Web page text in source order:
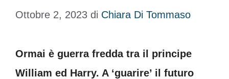
Ottobre 2, 2023 di Chiara Di Tommaso
Ormai è guerra fredda tra il principe
William ed Harry. A ‘guarire’ il futuro